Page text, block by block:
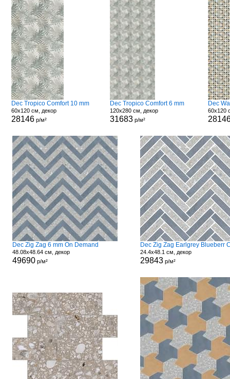
Dec Tropico Comfort 10 mm
60x120 см, декор
28146р/м²
Dec Tropico Comfort 6 mm
120x280 см, декор
31683 р/м²
Dec
60x120
Dec Zig Zag 6 mm On Demand
48.08x48.64 см, декор
49690р/м²
24.4x48.1 см, декор
29843р/м²